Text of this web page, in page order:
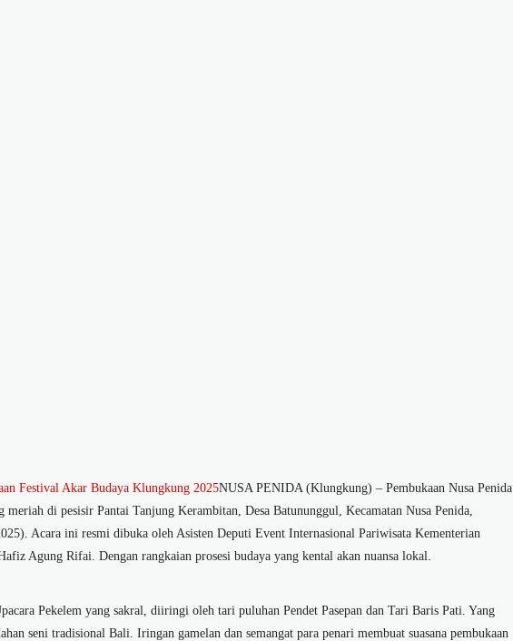
Festival Akar Budaya Klungkung 2025NUSA PENIDA (Klungkung) – Pembukaan Nusa Penida
meriah di pesisir Pantai Tanjung Kerambitan, Desa Batununggul, Kecamatan Nusa Penida,
Acara ini resmi dibuka oleh Asisten Deputi Event Internasional Pariwisata Kementerian
Agung Rifai. Dengan rangkaian prosesi budaya yang kental akan nuansa lokal.
Pekelem yang sakral, diiringi oleh tari puluhan Pendet Pasepan dan Tari Baris Pati. Yang
seni tradisional Bali. Iringan gamelan dan semangat para penari membuat suasana pembukaan